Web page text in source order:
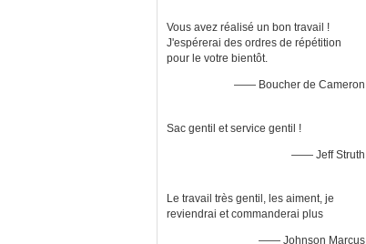
Vous avez réalisé un bon travail !
J'espérerai des ordres de répétition
pour le votre bientôt.
—— Boucher de Cameron
Sac gentil et service gentil !
—— Jeff Struth
Le travail très gentil, les aiment, je
reviendrai et commanderai plus
—— Johnson Marcus